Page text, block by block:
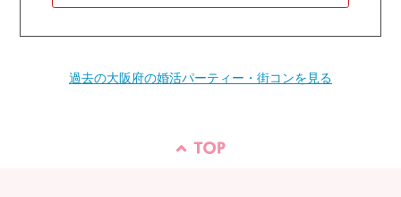
過去の大阪府の婚活パーティー・街コンを見る